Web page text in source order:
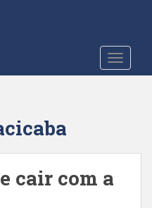
cair com a